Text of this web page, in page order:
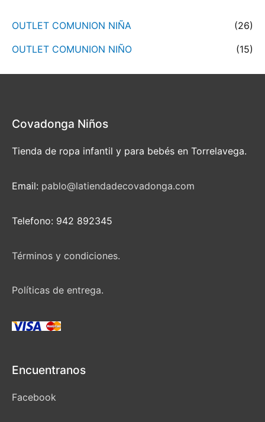
OUTLET COMUNION NIÑA
(26)
OUTLET COMUNION NIÑO
(15)
Covadonga Niños
Tienda de ropa infantil y para bebés en Torrelavega.
Email: pablo@latiendadecovadonga.com
Telefono: 942 892345
Términos y condiciones.
Políticas de entrega.
Encuentranos
Facebook